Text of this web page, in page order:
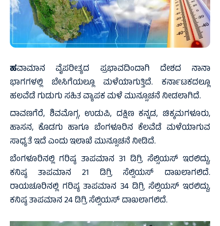
ಹವಾಮಾನ ವೈಪರೀತ್ಯದ ಪ್ರಭಾವದಿಂದಾಗಿ ದೇಶದ ನಾನಾ
ಭಾಗಗಳಲ್ಲಿ ಬೇಸಿಗೆಯಲ್ಲೂ ಮಳೆಯಾಗುತ್ತಿದೆ. ಕರ್ನಾಟಕದಲ್ಲೂ
ಹಲವೆಡೆ ಗುಡುಗು ಸಹಿತ ವ್ಯಾಪಕ ಮಳೆ ಮುನ್ಸೂಚನೆ ನೀಡಲಾಗಿದೆ.
ದಾವಣಗೆರೆ, ಶಿವಮೊಗ್ಗ, ಉಡುಪಿ, ದಕ್ಷಿಣ ಕನ್ನಡ, ಚಿಕ್ಕಮಗಳೂರು,
ಹಾಸನ, ಕೊಡಗು ಹಾಗೂ ಬೆಂಗಳೂರಿನ ಕೆಲವೆಡೆ ಮಳೆಯಾಗುವ
ಸಾಧ್ಯತೆ ಇದೆ ಎಂದು ಇಲಾಖೆ ಮುನ್ಸೂಚನೆ ನೀಡಿದೆ.
ಬೆಂಗಳೂರಿನಲ್ಲಿ ಗರಿಷ್ಠ ತಾಪಮಾನ 31 ಡಿಗ್ರಿ ಸೆಲ್ಸಿಯಸ್ ಇರಲಿದ್ದು,
ಕನಿಷ್ಠ ತಾಪಮಾನ 21 ಡಿಗ್ರಿ ಸೆಲ್ಸಿಯಸ್ ದಾಖಲಾಗಲಿದೆ.
ರಾಯಚೂರಿನಲ್ಲಿ ಗರಿಷ್ಠ ತಾಪಮಾನ 34 ಡಿಗ್ರಿ ಸೆಲ್ಸಿಯಸ್ ಇರಲಿದ್ದು,
ಕನಿಷ್ಠ ತಾಪಮಾನ 24 ಡಿಗ್ರಿ ಸೆಲ್ಸಿಯಸ್ ದಾಖಲಾಗಲಿದೆ.